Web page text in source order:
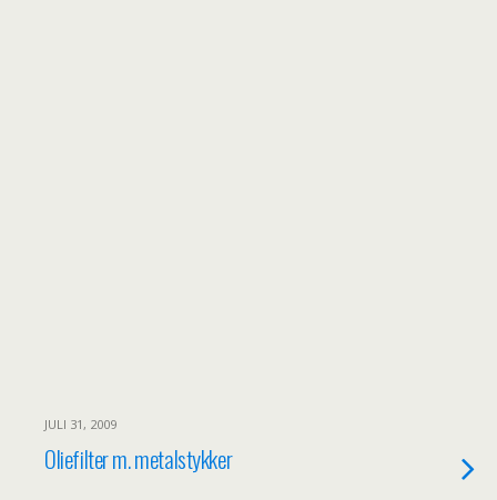
JULI 31, 2009
Oliefilter m. metalstykker